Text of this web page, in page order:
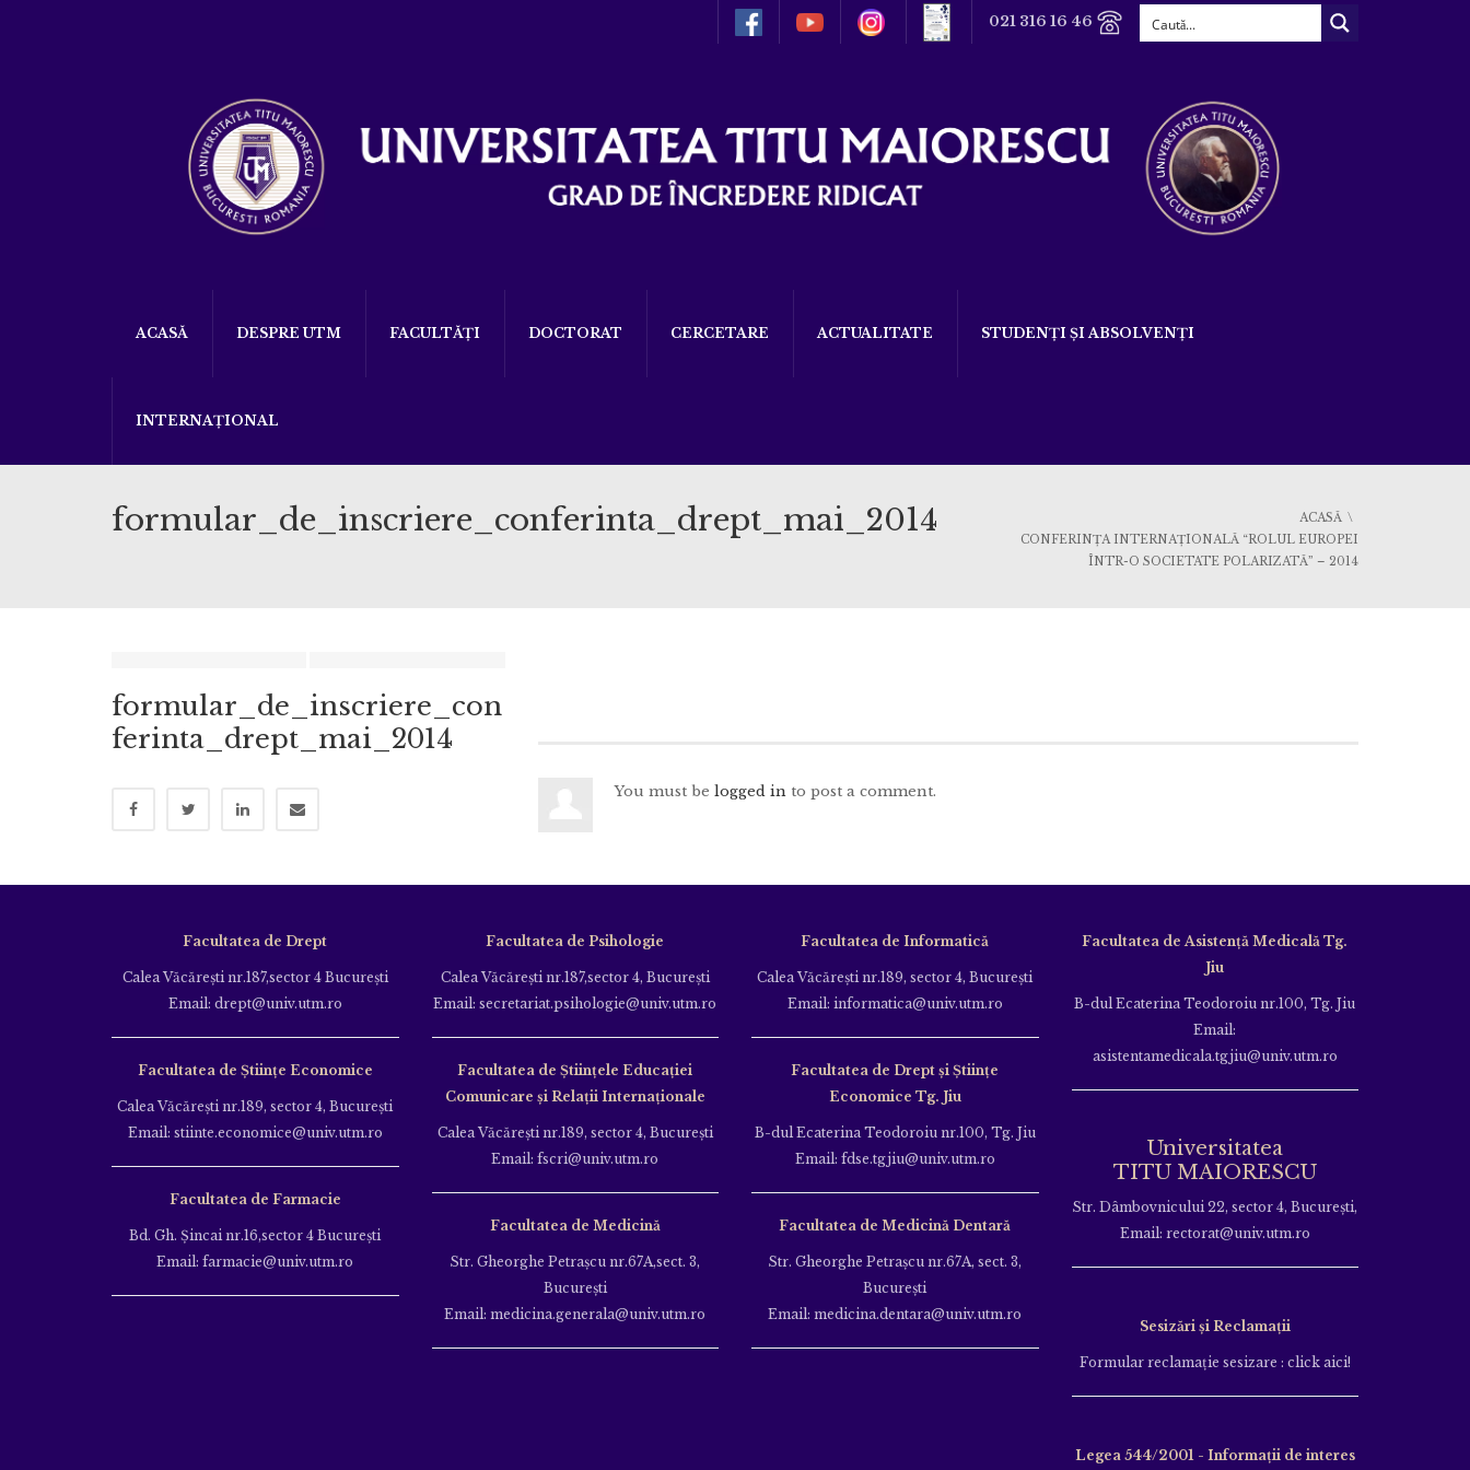
021 316 16 46
ACASĂ DESPRE UTM FACULTĂȚI DOCTORAT CERCETARE ACTUALITATE STUDENȚI ȘI ABSOLVENȚI
INTERNAȚIONAL
formular_de_inscriere_conferinta_drept_mai_2014
ACASĂ
CONFERINŢA INTERNAŢIONALĂ “ROLUL EUROPEI
ÎNTR-O SOCIETATE POLARIZATĂ” – 2014
You must be logged in to post a comment.
formular_de_inscriere_con
ferinta_drept_mai_2014
Facultatea de Drept
Calea Văcăreşti nr.187,sector 4 Bucureşti
Email: drept@univ.utm.ro
Facultatea de Științe Economice
Calea Văcăreşti nr.189, sector 4, Bucureşti
Email: stiinte.economice@univ.utm.ro
Facultatea de Farmacie
Bd. Gh. Şincai nr.16,sector 4 Bucureşti
Email: farmacie@univ.utm.ro
Facultatea de Psihologie
Calea Văcăreşti nr.187,sector 4, Bucureşti
Email: secretariat.psihologie@univ.utm.ro
Facultatea de Ştiinţele Educației
Comunicare și Relații Internaționale
Calea Văcăreşti nr.189, sector 4, Bucureşti
Email: fscri@univ.utm.ro
Facultatea de Medicină
Str. Gheorghe Petraşcu nr.67A,sect. 3,
Bucureşti
Email: medicina.generala@univ.utm.ro
Facultatea de Informatică
Calea Văcăreşti nr.189, sector 4, Bucureşti
Email: informatica@univ.utm.ro
Facultatea de Drept și Științe
Economice Tg. Jiu
B-dul Ecaterina Teodoroiu nr.100, Tg. Jiu
Email: fdse.tgjiu@univ.utm.ro
Facultatea de Medicină Dentară
Str. Gheorghe Petraşcu nr.67A, sect. 3,
Bucureşti
Email: medicina.dentara@univ.utm.ro
Facultatea de Asistență Medicală Tg.
Jiu
B-dul Ecaterina Teodoroiu nr.100, Tg. Jiu
Email:
asistentamedicala.tgjiu@univ.utm.ro
Universitatea
TITU MAIORESCU
Str. Dâmbovnicului 22, sector 4, București,
Email: rectorat@univ.utm.ro
Sesizări și Reclamații
Formular reclamație sesizare : click aici!
Legea 544/2001 - Informații de interes